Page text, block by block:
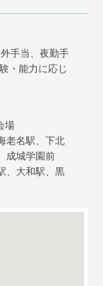
手当、夜勤手
・能力に応じ
場
老名駅、下北
成城学園前
、大和駅、黒